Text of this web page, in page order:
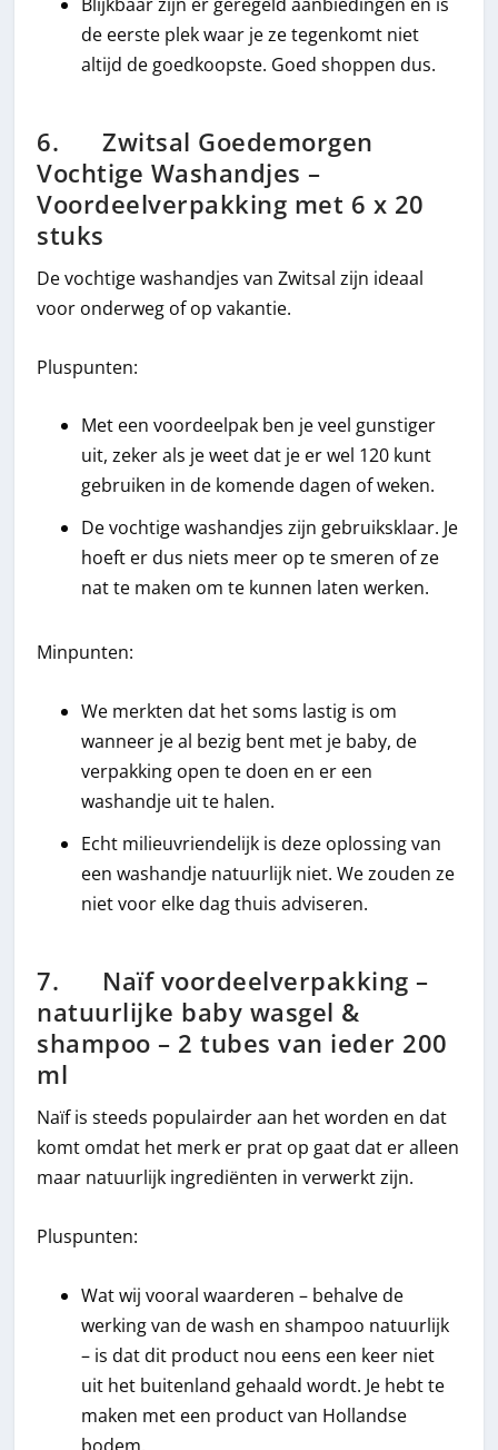
de eerste plek waar je ze tegenkomt niet
altijd de goedkoopste. Goed shoppen dus.
6. Zwitsal Goedemorgen
Vochtige Washandjes –
Voordeelverpakking met 6 x 20
stuks
De vochtige washandjes van Zwitsal zijn ideaal
voor onderweg of op vakantie.
Pluspunten:
Met een voordeelpak ben je veel gunstiger
uit, zeker als je weet dat je er wel 120 kunt
gebruiken in de komende dagen of weken.
De vochtige washandjes zijn gebruiksklaar. Je
hoeft er dus niets meer op te smeren of ze
nat te maken om te kunnen laten werken.
Minpunten:
We merkten dat het soms lastig is om
wanneer je al bezig bent met je baby, de
verpakking open te doen en er een
washandje uit te halen.
Echt milieuvriendelijk is deze oplossing van
een washandje natuurlijk niet. We zouden ze
niet voor elke dag thuis adviseren.
7. Naïf voordeelverpakking –
natuurlijke baby wasgel &
shampoo – 2 tubes van ieder 200
ml
Naïf is steeds populairder aan het worden en dat
komt omdat het merk er prat op gaat dat er alleen
maar natuurlijk ingrediënten in verwerkt zijn.
Pluspunten:
Wat wij vooral waarderen – behalve de
werking van de wash en shampoo natuurlijk
– is dat dit product nou eens een keer niet
uit het buitenland gehaald wordt. Je hebt te
maken met een product van Hollandse